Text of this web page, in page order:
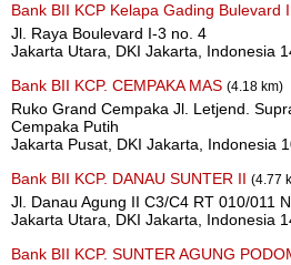
Bank BII KCP Kelapa Gading Bulevard
Jl. Raya Boulevard I-3 no. 4
Jakarta Utara, DKI Jakarta, Indonesia
Bank BII KCP. CEMPAKA MAS (4.18 km)
Ruko Grand Cempaka Jl. Letjend.
Cempaka Putih
Jakarta Pusat, DKI Jakarta, Indonesia
Bank BII KCP. DANAU SUNTER II (4.77
Jl. Danau Agung II C3/C4 RT 010/011
Jakarta Utara, DKI Jakarta, Indonesia
Bank BII KCP. SUNTER AGUNG